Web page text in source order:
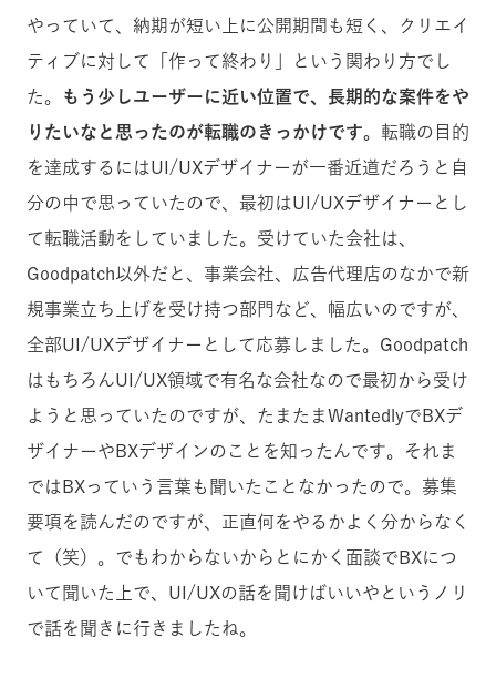
やっていて、納期が短い上に公開期間も短く、クリエイ
ティブに対して「作って終わり」という関わり方でし
た。
もう少しユーザーに近い位置で、長期的な案件をや
りたいなと思ったのが転職のきっかけです。 転職の目的
を達成するにはUI/UXデザイナーが一番近道だろうと自
分の中で思っていたので、最初はUI/UXデザイナーとし
て転職活動をしていました。受けていた会社は、
Goodpatch以外だと、事業会社、広告代理店のなかで新
規事業立ち上げを受け持つ部門など、幅広いのですが、
全部UI/UXデザイナーとして応募しました。Goodpatch
はもちろんUI/UX領域で有名な会社なので最初から受け
ようと思っていたのですが、たまたまWantedlyでBXデ
ザイナーやBXデザインのことを知ったんです。それま
ではBXっていう言葉も聞いたことなかったので。 募集
要項を読んだのですが、正直何をやるかよく分からなく
て（笑）。でもわからないからとにかく面談でBXにつ
いて聞いた上で、UI/UXの話を聞けばいいやというノリ
で話を聞きに行きましたね。